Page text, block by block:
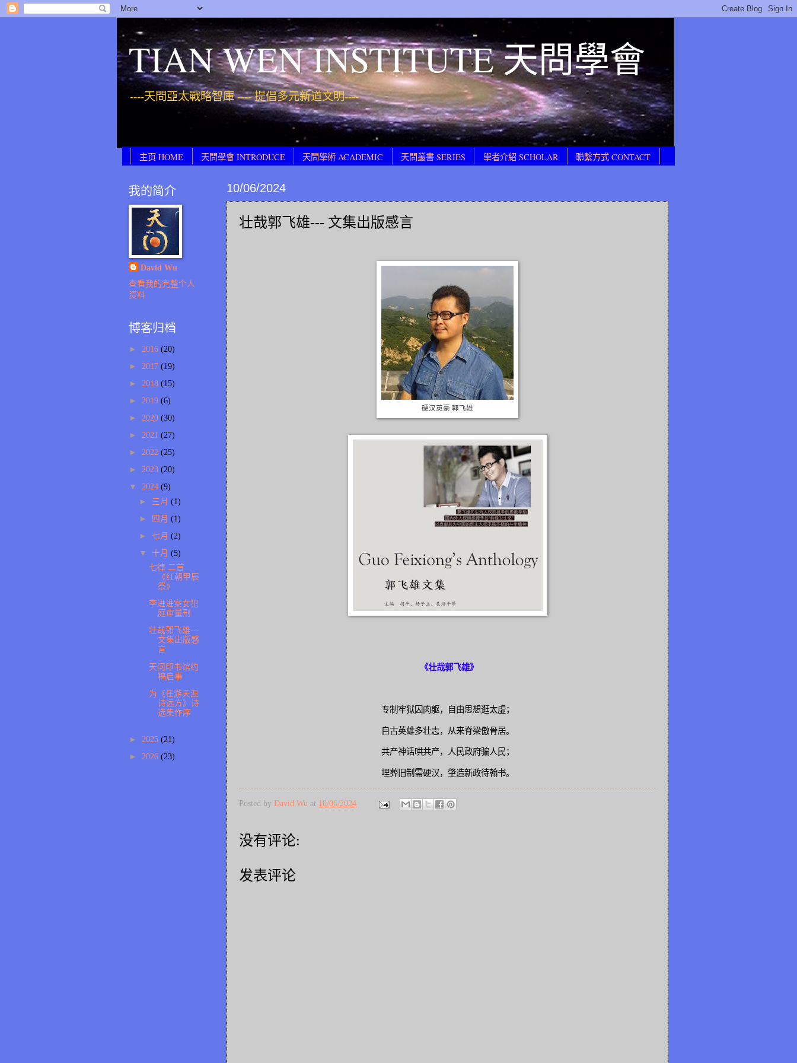
TIAN WEN INSTITUTE 天問學會
----天問亞太戰略智庫 ---- 提倡多元新道文明----
主页 HOME 天問學會 INTRODUCE 天問學術 ACADEMIC 天問叢書 SERIES 學者介紹 SCHOLAR 聯繫方式 CONTACT
10/06/2024
壮哉郭飞雄--- 文集出版感言
硬汉英豪 郭飞雄
《壮哉郭飞雄》
专制牢狱囚肉躯，自由思想逛太虚；
自古英雄多壮志，从来脊梁傲骨居。
共产神话哄共产，人民政府骗人民；
埋葬旧制需硬汉，肇造新政待翰书。
Posted by David Wu at 10/06/2024
没有评论:
发表评论
我的简介
David Wu
查看我的完整个人
资料
博客归档
► 2016 (20)
► 2017 (19)
► 2018 (15)
► 2019 (6)
► 2020 (30)
► 2021 (27)
► 2022 (25)
► 2023 (20)
▼ 2024 (9)
► 三月 (1)
►
四月 (1)
► 七月 (2)
▼ 十月 (5)
七律 二首
《红朝甲辰
祭》
李进进案女犯
庭审量刑
壮哉郭飞雄---
文集出版感
言
天问印书馆约
稿启事
为《任游天涯
诗远方》诗
选集作序
► 2025 (21)
► 2026 (23)